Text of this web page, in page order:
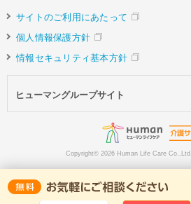
サイトのご利用にあたって
個人情報保護方針
情報セキュリティ基本方針
ヒューマングループサイト
Copyright© 2026 Human Life Care